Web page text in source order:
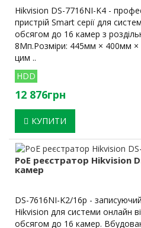
Hikvision DS-7716NI-K4 -
пристрій Smart серії для
обсягом до 16 камер з
8Мп.Розміри: 445мм × 400мм ×
цим ..
HDD
12 876грн
КУПИТИ
PoE реєстратор Hikvision
камер
DS-7616NI-K2/16p - записуючий
Hikvision для системи онлайн
обсягом до 16 камер.